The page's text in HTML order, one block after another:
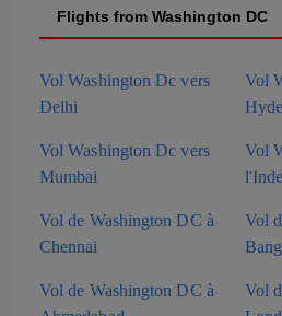
Flights from Washington DC
Vol Washington Dc vers
Delhi
Vol
Vol Washington Dc vers
Mumbai
Vol
l'Inde
Vol de Washington DC à
Chennai
Vol
Vol de Washington DC à
Vol